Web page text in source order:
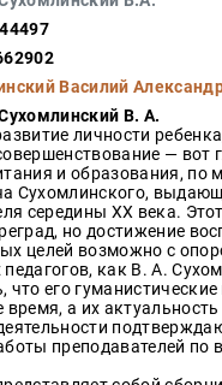
Василий
В. А.
личности
— вот
и образования, по
Сухомлинского,
середины XX века.
но достижение
целей возможно с
как В. А.
что его
время, а их
преподавателей по